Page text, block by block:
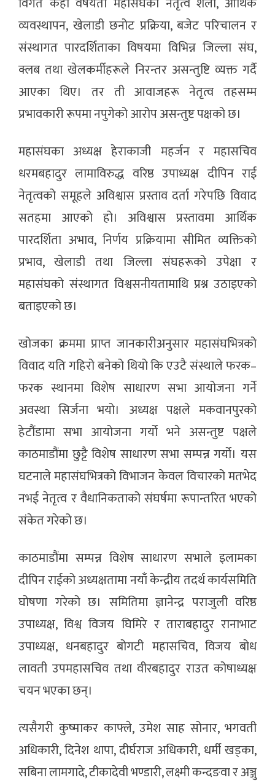
व्यवस्थापन, खेलाडी छनोट प्रक्रिया, बजेट परिचालन र
संस्थागत पारदर्शिताका विषयमा विभिन्न जिल्ला संघ,
क्लब तथा खेलकर्मीहरूले निरन्तर असन्तुष्टि व्यक्त गर्दै
आएका थिए। तर ती आवाजहरू नेतृत्व तहसम्म
प्रभावकारी रूपमा नपुगेको आरोप असन्तुष्ट पक्षको छ।
महासंघका अध्यक्ष हेराकाजी महर्जन र महासचिव
धरमबहादुर लामाविरुद्ध वरिष्ठ उपाध्यक्ष दीपिन राई
नेतृत्वको समूहले अविश्वास प्रस्ताव दर्ता गरेपछि विवाद
सतहमा आएको हो। अविश्वास प्रस्तावमा आर्थिक
पारदर्शिता अभाव, निर्णय प्रक्रियामा सीमित व्यक्तिको
प्रभाव, खेलाडी तथा जिल्ला संघहरूको उपेक्षा र
महासंघको संस्थागत विश्वसनीयतामाथि प्रश्न उठाइएको
बताइएको छ।
खोजका क्रममा प्राप्त जानकारीअनुसार महासंघभित्रको
विवाद यति गहिरो बनेको थियो कि एउटै संस्थाले फरक–
फरक स्थानमा विशेष साधारण सभा आयोजना गर्ने
अवस्था सिर्जना भयो। अध्यक्ष पक्षले मकवानपुरको
हेटौंडामा सभा आयोजना गर्यो भने असन्तुष्ट पक्षले
काठमाडौंमा छुट्टै विशेष साधारण सभा सम्पन्न गर्यो। यस
घटनाले महासंघभित्रको विभाजन केवल विचारको मतभेद
नभई नेतृत्व र वैधानिकताको संघर्षमा रूपान्तरित भएको
संकेत गरेको छ।
काठमाडौंमा सम्पन्न विशेष साधारण सभाले इलामका
दीपिन राईको अध्यक्षतामा नयाँ केन्द्रीय तदर्थ कार्यसमिति
घोषणा गरेको छ। समितिमा ज्ञानेन्द्र पराजुली वरिष्ठ
उपाध्यक्ष, विश्व विजय घिमिरे र ताराबहादुर रानाभाट
उपाध्यक्ष, धनबहादुर बोगटी महासचिव, विजय बोध
लावती उपमहासचिव तथा वीरबहादुर राउत कोषाध्यक्ष
चयन भएका छन्।
त्यसैगरी कुष्माकर काफ्ले, उमेश साह सोनार, भगवती
अधिकारी, दिनेश थापा, दीर्घराज अधिकारी, धर्मी खड्का,
सबिना लामगादे, टीकादेवी भण्डारी, लक्ष्मी कन्दङवा र अञ्जु